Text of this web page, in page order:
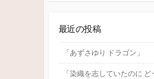
最近の投稿
「あずさゆり ドラゴン」
「染織を志していたのに